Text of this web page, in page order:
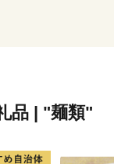
、統一感のある景
。翌年に法委任条
品 | "麺類"